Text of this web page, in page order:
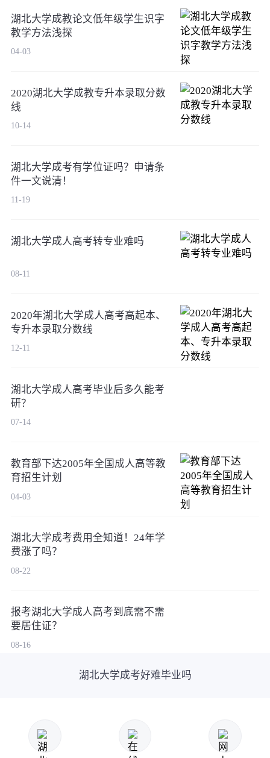
湖北大学成教论文低年级学生识字
教学方法浅探
04-03
2020湖北大学成教专升本录取分数
线
10-14
湖北大学成考有学位证吗？申请条
件一文说清！
11-19
湖北大学成人高考转专业难吗
08-11
2020年湖北大学成人高考高起本、
专升本录取分数线
12-11
湖北大学成人高考毕业后多久能考
研？
07-14
教育部下达2005年全国成人高等教
育招生计划
04-03
湖北大学成考费用全知道！24年学
费涨了吗？
08-22
报考湖北大学成人高考到底需不需
要居住证？
08-16
湖北大学成考好难毕业吗